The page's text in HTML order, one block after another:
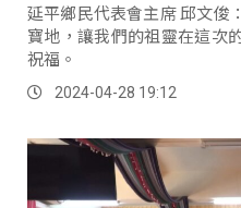
延平鄉民代表會主席 邱文俊
寶地，讓我們的祖靈在這次
祝福。
2024-04-28 19:12